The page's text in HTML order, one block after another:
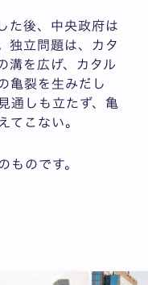
た後、中央政府は
独立問題は、カタ
溝を広げ、カタル
亀裂を生みだし
通しも立たず、亀
てこない。
ものです。